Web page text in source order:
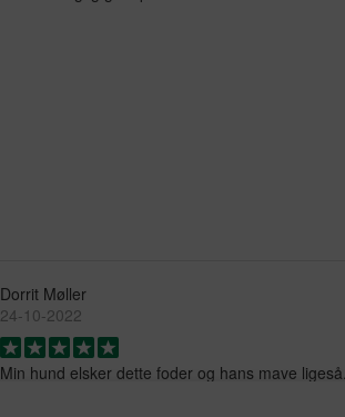
Dorrit Møller
24-10-2022
Min hund elsker dette foder og hans mave ligeså.